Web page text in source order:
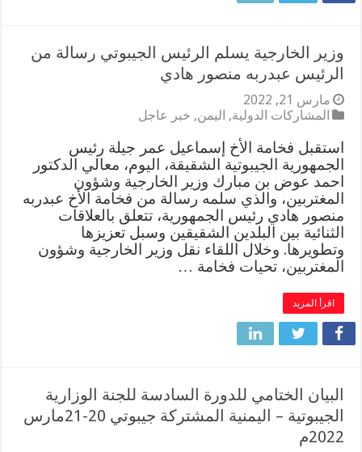
وزير الخارجية يسلم الرئيس الجيبوتي رسالة من
الرئيس عبدربه منصور هادي
مارس 21, 2022
المشاركات الدولية, اليمن, خبر عاجل
استقبل فخامة الأخ إسماعيل عمر جيلة رئيس
الجمهورية الجيبوتية الشقيقة، اليوم، معالي الدكتور
احمد عوض بن مبارك وزير الخارجية وشؤون
المغتربين، والذي سلمه رسالة من فخامة الأخ عبدربه
منصور هادي رئيس الجمهورية، تتعلق بالعلاقات
الثنائية بين البلدين الشقيقين وسبل تعزيزها
وتطويرها. وخلال اللقاء نقل وزير الخارجية وشؤون
المغتربين، تحيات فخامة …
اقرأ المزيد
البيان الختامي للدورة السادسة للجنة الوزارية
الجيبوتية – اليمنية المشتركة جيبوتي 20-21مارس
2022م